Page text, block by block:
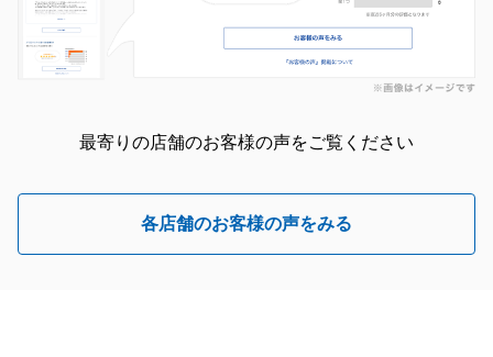
最寄りの店舗のお客様の声をご覧ください
各店舗のお客様の声をみる